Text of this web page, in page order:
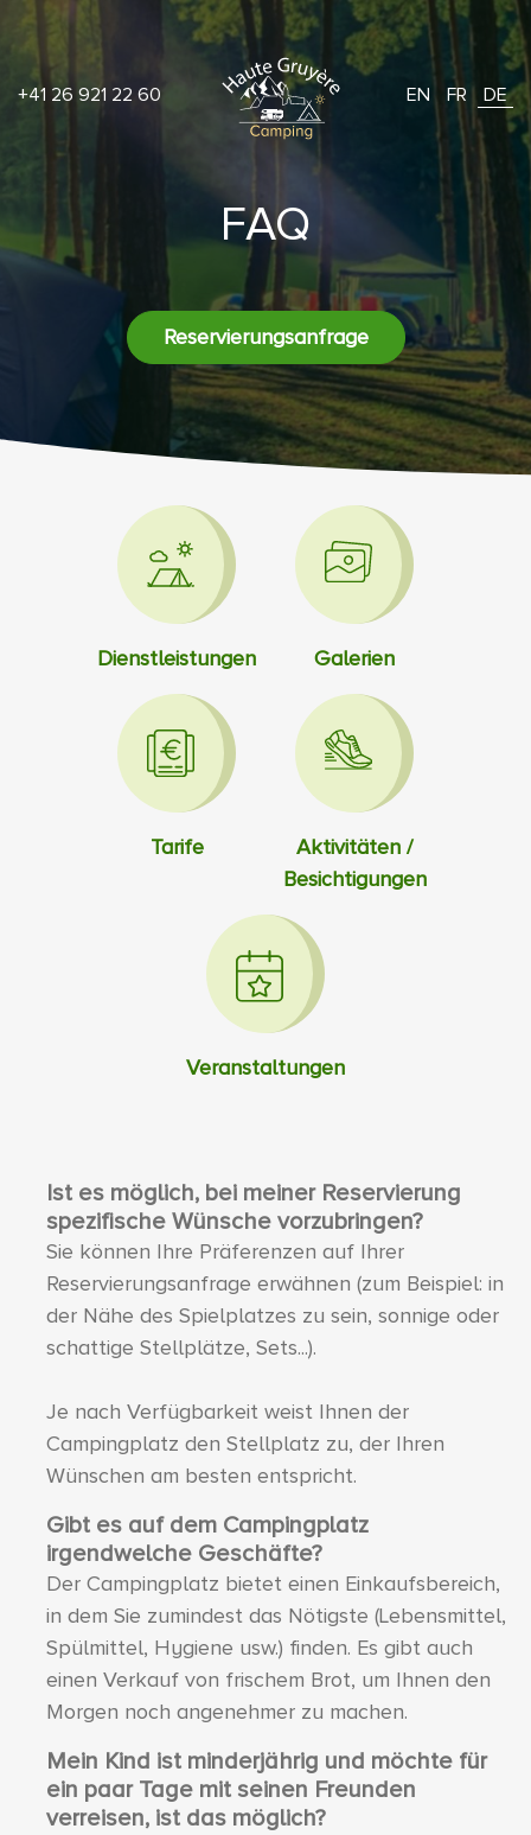
+41 26 921 22 60 EN FR DE
FAQ
Reservierungsanfrage
Dienstleistungen Galerien
Tarife
Aktivitäten /
Besichtigungen
Veranstaltungen
Ist es möglich, bei meiner Reservierung
spezifische Wünsche vorzubringen?
Sie können Ihre Präferenzen auf Ihrer
Reservierungsanfrage erwähnen (zum Beispiel: in
der Nähe des Spielplatzes zu sein, sonnige oder
schattige Stellplätze, Sets...).
Je nach Verfügbarkeit weist Ihnen der
Campingplatz den Stellplatz zu, der Ihren
Wünschen am besten entspricht.
Gibt es auf dem Campingplatz
irgendwelche Geschäfte?
Der Campingplatz bietet einen Einkaufsbereich,
in dem Sie zumindest das Nötigste (Lebensmittel,
Spülmittel, Hygiene usw.) finden. Es gibt auch
einen Verkauf von frischem Brot, um Ihnen den
Morgen noch angenehmer zu machen.
Mein Kind ist minderjährig und möchte für
ein paar Tage mit seinen Freunden
verreisen, ist das möglich?